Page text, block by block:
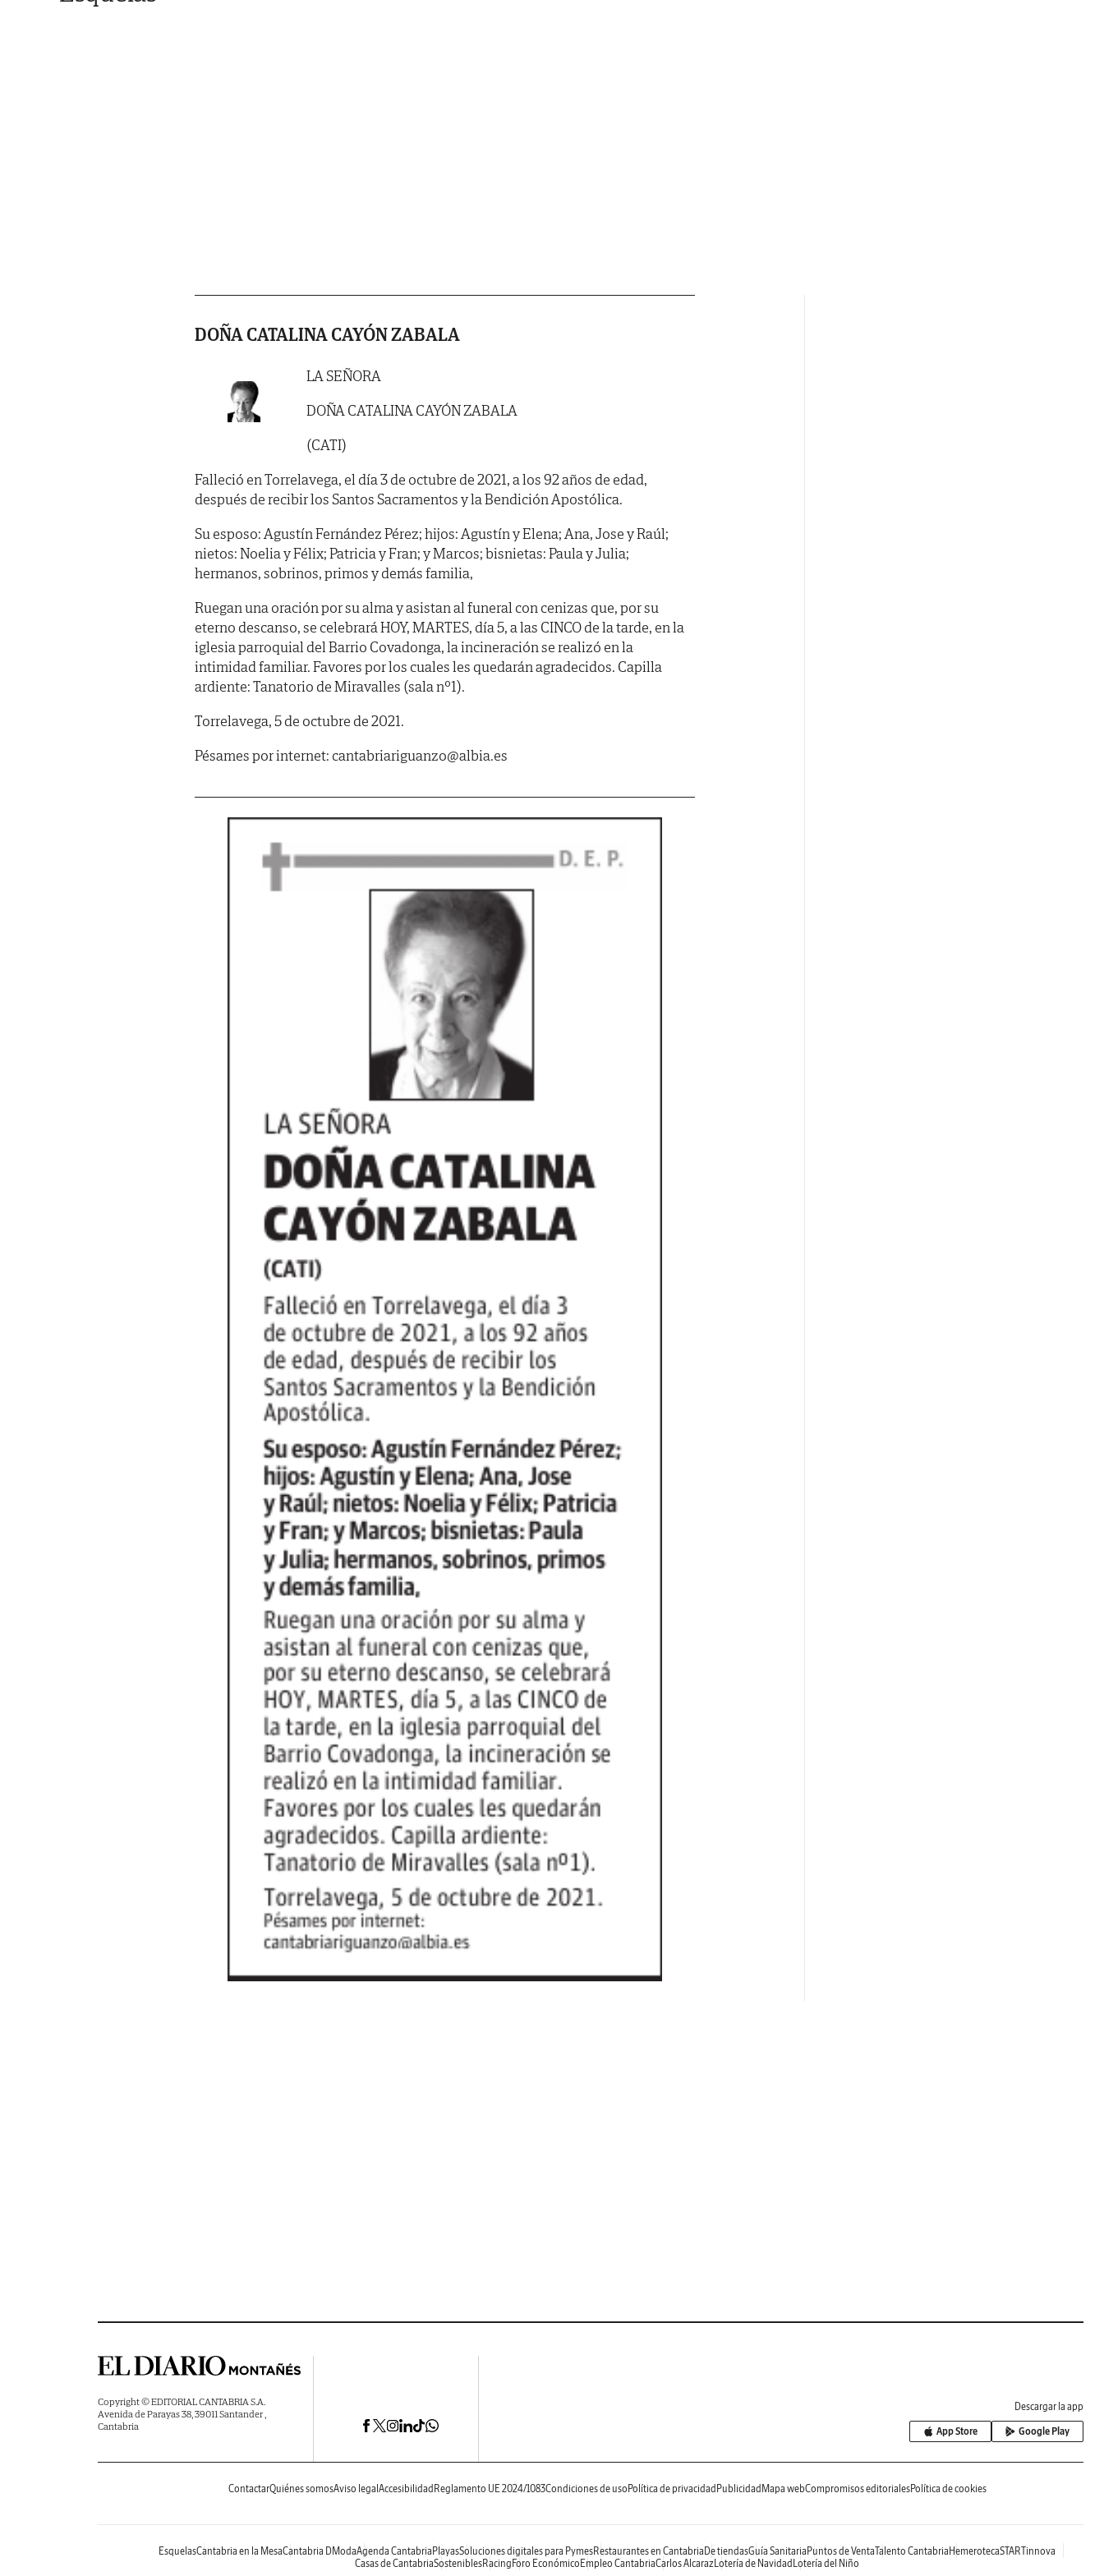
DOÑA CATALINA CAYÓN ZABALA
LA SEÑORA
DOÑA CATALINA CAYÓN ZABALA
(CATI)
Falleció en Torrelavega, el día 3 de octubre de 2021, a los 92 años de edad,
después de recibir los Santos Sacramentos y la Bendición Apostólica.
Su esposo: Agustín Fernández Pérez; hijos: Agustín y Elena; Ana, Jose y Raúl;
nietos: Noelia y Félix; Patricia y Fran; y Marcos; bisnietas: Paula y Julia;
hermanos, sobrinos, primos y demás familia,
Ruegan una oración por su alma y asistan al funeral con cenizas que, por su
eterno descanso, se celebrará HOY, MARTES, día 5, a las CINCO de la tarde, en la
iglesia parroquial del Barrio Covadonga, la incineración se realizó en la
intimidad familiar. Favores por los cuales les quedarán agradecidos. Capilla
ardiente: Tanatorio de Miravalles (sala nº1).
Torrelavega, 5 de octubre de 2021.
Pésames por internet: cantabriariguanzo@albia.es
Copyright © EDITORIAL CANTABRIA S.A.
Avenida de Parayas 38, 39011 Santander ,
Cantabria
Descargar la app
App Store Google Play
ContactarQuiénes somosAviso legalAccesibilidadReglamento UE 2024/1083Condiciones de usoPolítica de privacidadPublicidadMapa webCompromisos editorialesPolítica de cookies
EsquelasCantabria en la MesaCantabria DModaAgenda CantabriaPlayasSoluciones digitales para PymesRestaurantes en CantabriaDe tiendasGuía SanitariaPuntos de VentaTalento CantabriaHemerotecaSTARTinnova
Casas de CantabriaSosteniblesRacingForo EconómicoEmpleo CantabriaCarlos AlcarazLotería de NavidadLotería del Niño